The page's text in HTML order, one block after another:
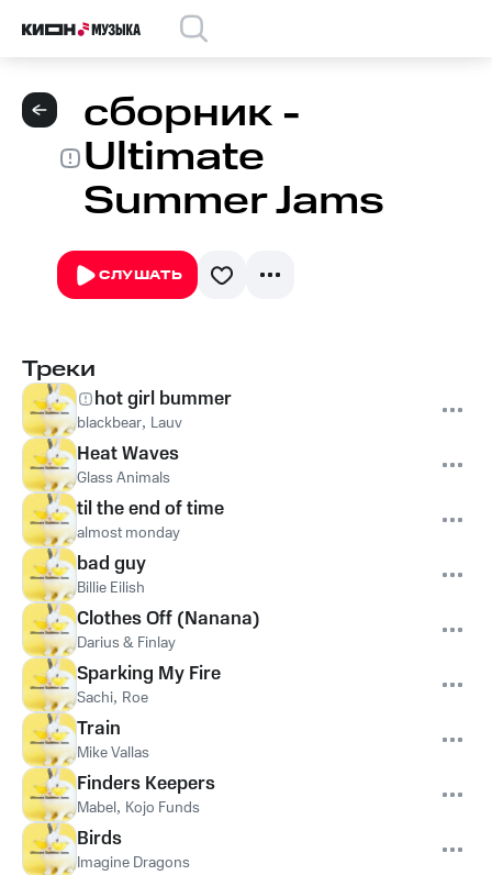
сборник -
Ultimate
Summer Jams
СЛУШАТЬ
Треки
hot girl bummer
blackbear, Lauv
Heat Waves
Glass Animals
til the end of time
almost monday
bad guy
Billie Eilish
Clothes Off (Nanana)
Darius & Finlay
Sparking My Fire
Sachi, Roe
Train
Mike Vallas
Finders Keepers
Mabel, Kojo Funds
Birds
Imagine Dragons